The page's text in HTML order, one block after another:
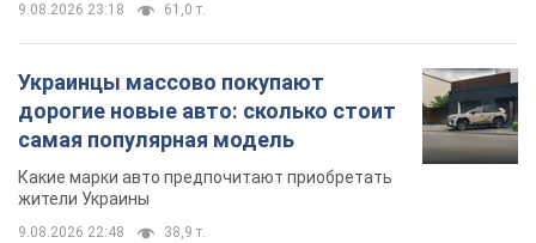
9.08.2026 23:18 61,0 т.
Украинцы массово покупают
дорогие новые авто: сколько стоит
самая популярная модель
Какие марки авто предпочитают приобретать
жители Украины
9.08.2026 22:48 38,9 т.